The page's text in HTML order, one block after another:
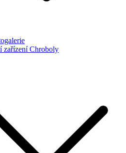
zařízení Chroboly